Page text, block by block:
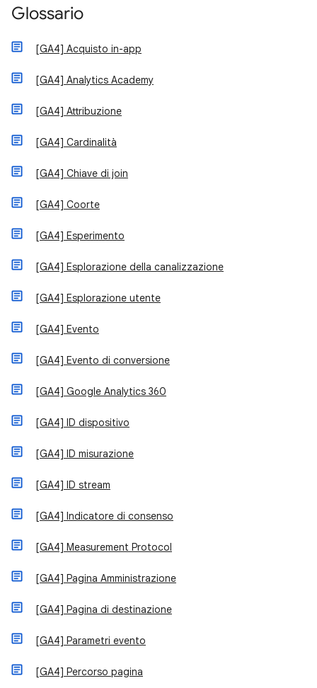
Glossario
[GA4] Acquisto in-app
[GA4] Analytics Academy
[GA4] Attribuzione
[GA4] Cardinalità
[GA4] Chiave di join
[GA4] Coorte
[GA4] Esperimento
[GA4] Esplorazione della canalizzazione
[GA4] Esplorazione utente
[GA4] Evento
[GA4] Evento di conversione
[GA4] Google Analytics 360
[GA4] ID dispositivo
[GA4] ID misurazione
[GA4] ID stream
[GA4] Indicatore di consenso
[GA4] Measurement Protocol
[GA4] Pagina Amministrazione
[GA4] Pagina di destinazione
[GA4] Parametri evento
[GA4] Percorso pagina